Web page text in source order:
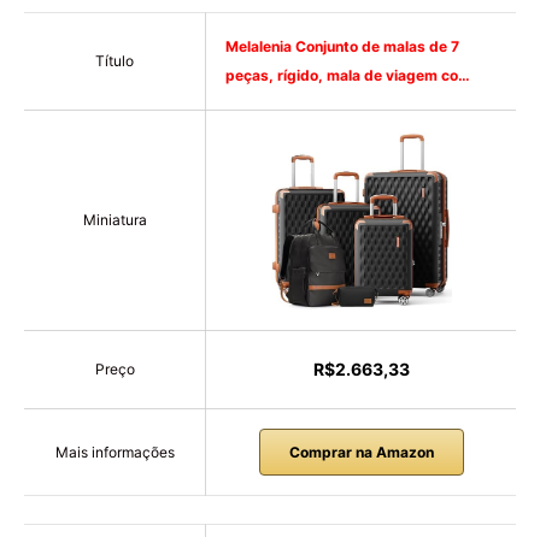
Título
Melalenia Conjunto de malas de 7
peças, rígido, mala de viagem co…
Miniatura
Preço R$2.663,33
Mais informações Comprar na Amazon